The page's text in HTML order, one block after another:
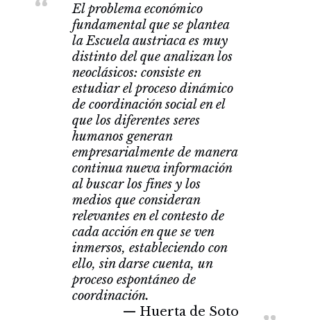
El problema económico
fundamental que se plantea
la Escuela austriaca es muy
distinto del que analizan los
neoclásicos: consiste en
estudiar el proceso dinámico
de coordinación social en el
que los diferentes seres
humanos generan
empresarialmente de manera
continua nueva información
al buscar los fines y los
medios que consideran
relevantes en el contesto de
cada acción en que se ven
inmersos, estableciendo con
ello, sin darse cuenta, un
proceso espontáneo de
coordinación.
Huerta de Soto